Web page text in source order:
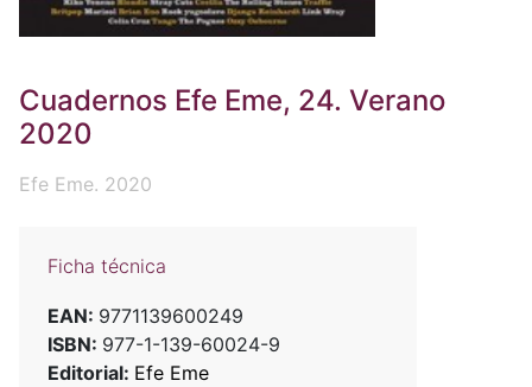
Cuadernos Efe Eme, 24. Verano
2020
Efe Eme. 2020
Ficha técnica
EAN: 9771139600249
ISBN: 977-1-139-60024-9
Editorial: Efe Eme